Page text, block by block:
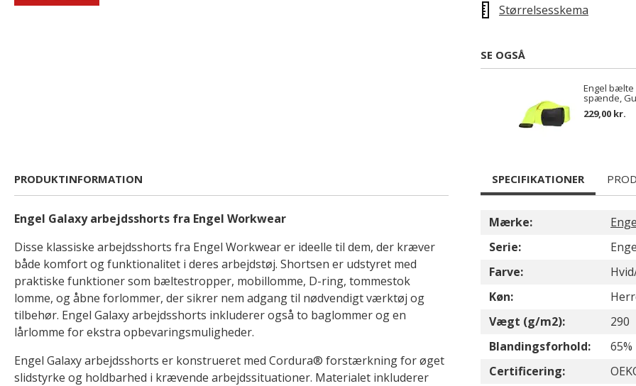
Størrelsesskema
SE OGSÅ
Engel bælte
spænde,
229,00 kr.
PRODUKTINFORMATION
Engel Galaxy arbejdsshorts fra Engel Workwear
Disse klassiske arbejdsshorts fra Engel Workwear er ideelle til dem, der kræver
både komfort og funktionalitet i deres arbejdstøj. Shortsen er udstyret med
praktiske funktioner som bæltestropper, mobillomme, D-ring, tommestok
lomme, og åbne forlommer, der sikrer nem adgang til nødvendigt værktøj og
tilbehør. Engel Galaxy arbejdsshorts inkluderer også to baglommer og en
lårlomme for ekstra opbevaringsmuligheder.
Engel Galaxy arbejdsshorts er konstrueret med Cordura® forstærkning for øget
slidstyrke og holdbarhed i krævende arbejdssituationer. Materialet inkluderer
SPECIFIKATIONER
Mærke:
Serie:
Farve:
Køn:
Vægt (g/m2):
290
Blandingsforhold:
Certificering: